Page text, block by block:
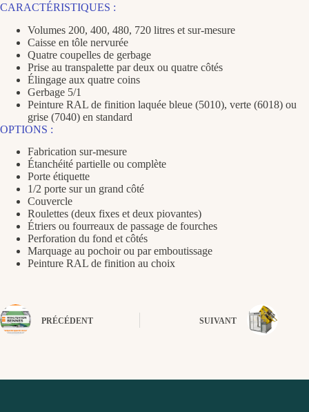
CARACTÉRISTIQUES :
Volumes 200, 400, 480, 720 litres et sur-mesure
Caisse en tôle nervurée
Quatre coupelles de gerbage
Prise au transpalette par deux ou quatre côtés
Élingage aux quatre coins
Gerbage 5/1
Peinture RAL de finition laquée bleue (5010), verte (6018) ou
grise (7040) en standard
OPTIONS :
Fabrication sur-mesure
Étanchéité partielle ou complète
Porte étiquette
1/2 porte sur un grand côté
Couvercle
Roulettes (deux fixes et deux piovantes)
Étriers ou fourreaux de passage de fourches
Perforation du fond et côtés
Marquage au pochoir ou par emboutissage
Peinture RAL de finition au choix
PRÉCÉDENT SUIVANT